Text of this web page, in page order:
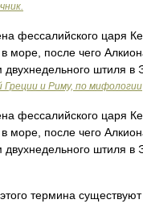
фессалийского царя
море, после чего
штиля в
Греции и Риму, по мифологии
фессалийского царя
море, после чего
штиля в
термина